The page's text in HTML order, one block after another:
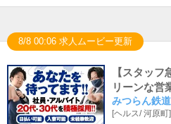
8/8 00:06 求人ムービー更新
【スタッ
リーンな営
★面接交通
いOK
みつらん鉄道
[ヘルス/河原町]